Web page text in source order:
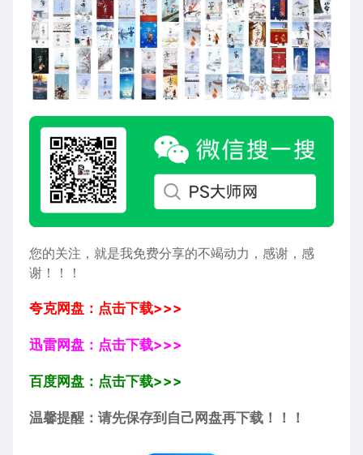
您的关注，就是我免费分享的不竭动力，感谢，感
谢！！！
夸克网盘：点击下载>>>
迅雷网盘：点击下载>>>
百度网盘：点击下载>>>
温馨提醒：请先保存到自己网盘再下载！！！